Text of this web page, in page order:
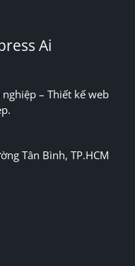
Ai
– Thiết kế web
Tân Bình, TP.HCM